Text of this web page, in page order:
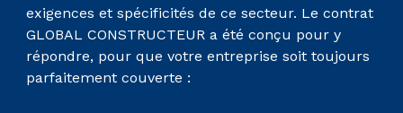
exigences et spécificités de ce secteur. Le contrat
GLOBAL CONSTRUCTEUR a été conçu pour y
répondre, pour que votre entreprise soit toujours
parfaitement couverte :